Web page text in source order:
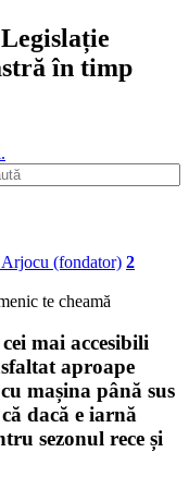
în timp
(fondator) 2
te cheamă
mai accesibili
aproape
mașina până sus
dacă e iarnă
sezonul rece și